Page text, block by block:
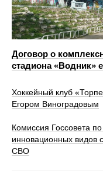
Договор о
стадиона «Водник»
Хоккейный клуб
Егором Виноградовым
Комиссия Госсовета
инновационных видов
СВО